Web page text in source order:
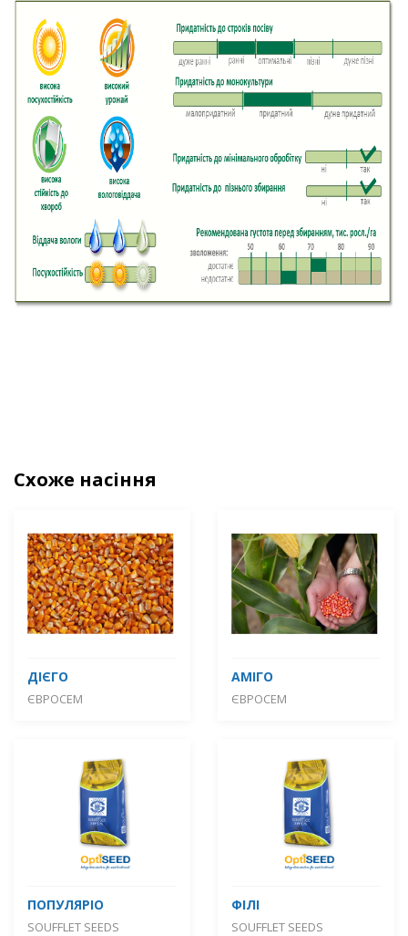
Схоже насіння
ДІЄГО
ЄВРОСЕМ
АМІГО
ЄВРОСЕМ
ПОПУЛЯРІО
SOUFFLET SEEDS
ФІЛІ
SOUFFLET SEEDS